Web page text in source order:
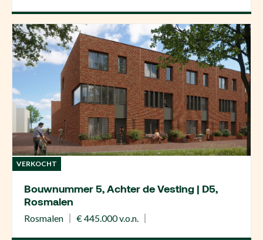
VERKOCHT
Bouwnummer 5, Achter de Vesting | D5,
Rosmalen
Rosmalen € 445.000 v.o.n.